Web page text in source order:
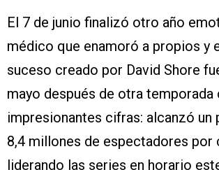
El 7 de junio finalizó otro año
médico que enamoró a propios y
suceso creado por David Shore
mayo después de otra temporada
impresionantes cifras: alcanzó un
8,4 millones de espectadores por
liderando las series en horario